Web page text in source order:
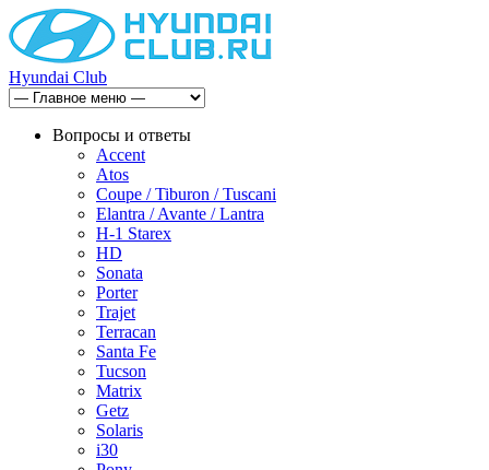
Hyundai Club
Вопросы и ответы
Accent
Atos
Coupe / Tiburon / Tuscani
Elantra / Avante / Lantra
H-1 Starex
HD
Sonata
Porter
Trajet
Terracan
Santa Fe
Tucson
Matrix
Getz
Solaris
i30